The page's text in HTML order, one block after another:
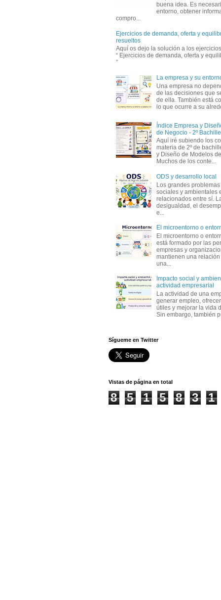
buena idea. Es
entorno, obtener
compro...
Ejercicios de demanda, oferta y
resueltos
Aquí os dejo la solución a los
“ Ejercicios de demanda, oferta y
”
La empresa y su
Una empresa no
de las decisiones que
de ella. También está
lo que ocurre a su
Índice Empresa y
de Negocio - 2º
Aquí iré subiendo los
materia de 2º de
y Diseño de Modelos
Muchos de los conte...
ODS y desarrollo local
Los grandes
sociales y ambientales
relacionados entre sí.
desigualdad, el
e...
El microentorno o
El microentorno o
está formado por las
empresas y
mantienen una
una...
Impacto social y
actividad empresarial
La actividad de una
generar empleo,
útiles y mejorar la vida
Sin embargo, también
Sígueme en Twitter
Vistas de página en total
8 5 1 5 8 3 1